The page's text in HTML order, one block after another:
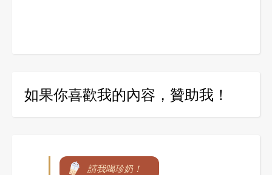
如果你喜歡我的內容，贊助我！
請我喝珍奶！